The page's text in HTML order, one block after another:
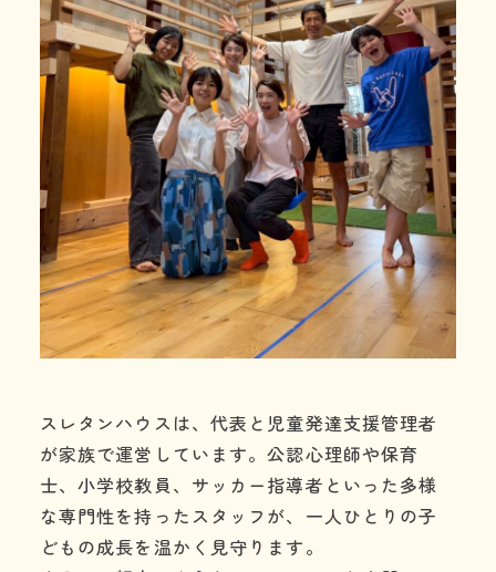
スレタンハウスは、代表と児童発達支援管理者
が家族で運営しています。公認心理師や保育
士、小学校教員、サッカー指導者といった多様
な専門性を持ったスタッフが、一人ひとりの子
どもの成長を温かく見守ります。